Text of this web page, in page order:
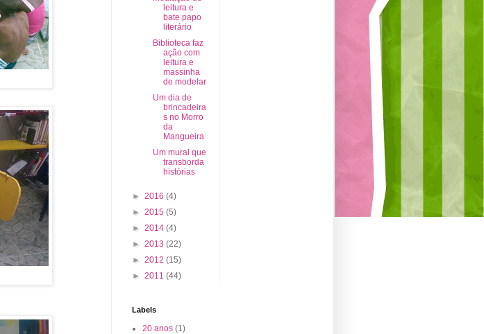
leitura e
bate papo
literário
Biblioteca faz
ação com
leitura e
massinha
de modelar
Um dia de
brincadeira
s no Morro
da
Mangueira
Um mural que
transborda
histórias
► 2016 (4)
► 2015 (5)
► 2014 (4)
► 2013 (22)
► 2012 (15)
► 2011 (44)
Labels
20 anos (1)